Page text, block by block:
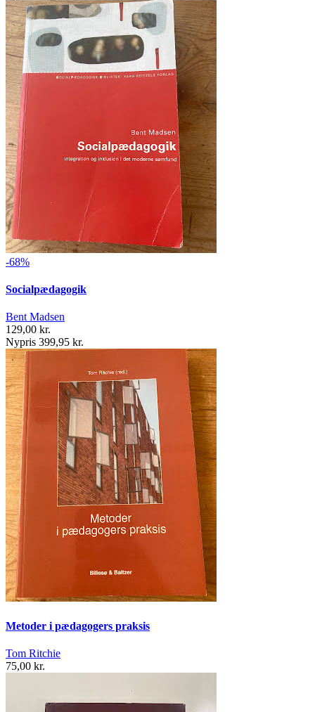
-68%
Socialpædagogik
Bent Madsen
129,00 kr.
Nypris 399,95 kr.
Metoder i pædagogers praksis
Tom Ritchie
75,00 kr.